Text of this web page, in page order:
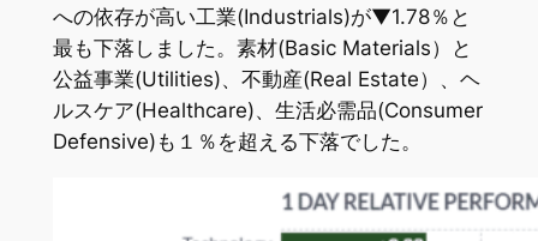
への依存が高い工業(Industrials)が▼1.78％と
最も下落しました。素材(Basic Materials）と
公益事業(Utilities)、不動産(Real Estate）、ヘ
ルスケア(Healthcare)、生活必需品(Consumer
Defensive)も１％を超える下落でした。